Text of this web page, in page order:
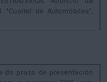
de Automóbiles",
do prazo de presentación